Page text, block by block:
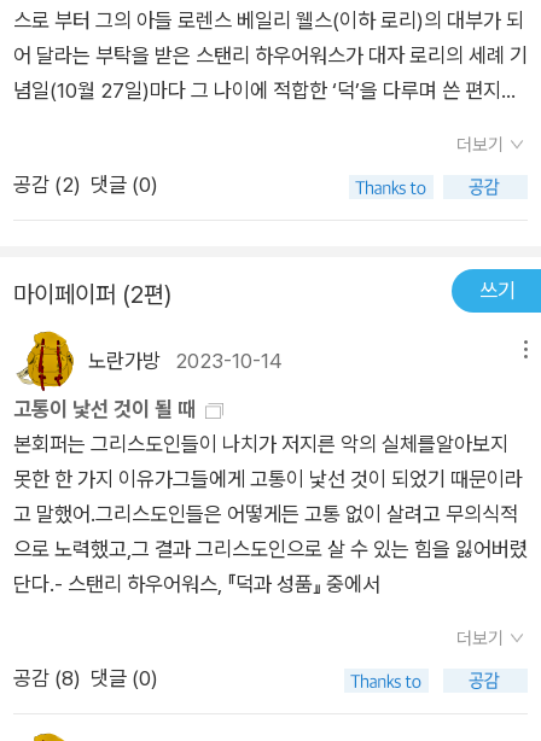
스로 부터 그의 아들 로렌스 베일리 웰스(이하 로리)의 대부가 되
어 달라는 부탁을 받은 스탠리 하우어워스가 대자 로리의 세례 기
념일(10월 27일)마다 그 나이에 적합한 ‘덕’을 다루며 쓴 편지를
면 길게 이어진 뒤표지가 내지를 감싸고 있다, 편지봉투 디자인을
한 이 긴 뒤표지를 열어야 본문을 읽을 수 있다. 스탠리 하우어워
냈다. 책을 펼칠 때 마다 내가 그 편지의 수신인이 된 듯한 느낌을
받는다. 2) 본문 특징을 충실히 살린 번역스탠리 하우어워스의
회고록인 ‘한나의 아이’(IVP)를 번역한 홍종락 전문번역가가 이
책을 번역했다. 그는 IVP와 ‘하나님이 내게 편지를 보내셨어요’
시리즈도 함께 작업했었는데, 그 때 어린 아이들의 눈높이에 맞는
편지글 번역에 탁월함을 보였었다. 스탠리 하우어워스를 잘 아는
번역가가 편지글 특유의 따스한 문체까지 살린 책이 “덕과 성
품”이다. 3) 미덕이라는 주제가치 있는 것에 대해 의견이 분분한
현대사회에서 신자인 어른이 세례를 받은 어린 아이에게 전하고
자 하는 것이 ‘미덕’이라는 점은 무척이나 놀랍다. 그는 현대사회
에 들어가는 법을 전수하지 않는다. 다만, “그리스도인으로 사는
데 중요한 덕”을 소개할 뿐이다. 그리스도인의 정체성을 유지·발
전시켜나갈 덕을 공유한다. 2. 책의 내용 2003년부터 2016년까
더보기
공감 (2) 댓글 (0)
마이페이퍼 (2편) 쓰기
노란가방 2023-10-14
고통이 낯선 것이 될 때
본회퍼는 그리스도인들이 나치가 저지른 악의 실체를알아보지
못한 한 가지 이유가그들에게 고통이 낯선 것이 되었기 때문이라
고 말했어.그리스도인들은 어떻게든 고통 없이 살려고 무의식적
으로 노력했고,그 결과 그리스도인으로 살 수 있는 힘을 잃어버렸
단다.- 스탠리 하우어워스, 『덕과 성품』 중에서
더보기
공감 (8) 댓글 (0)